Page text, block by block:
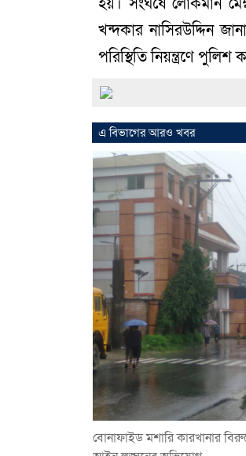
খন্দকার নাসিরউদ্দিন
পরিস্থিতি নিয়ন্ত্রণে
এ বিভাগের আরও খবর
বোনাফাইড মশারি কারখানার